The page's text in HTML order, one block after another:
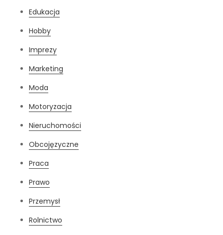
Edukacja
Hobby
Imprezy
Marketing
Moda
Motoryzacja
Nieruchomości
Obcojęzyczne
Praca
Prawo
Przemysł
Rolnictwo